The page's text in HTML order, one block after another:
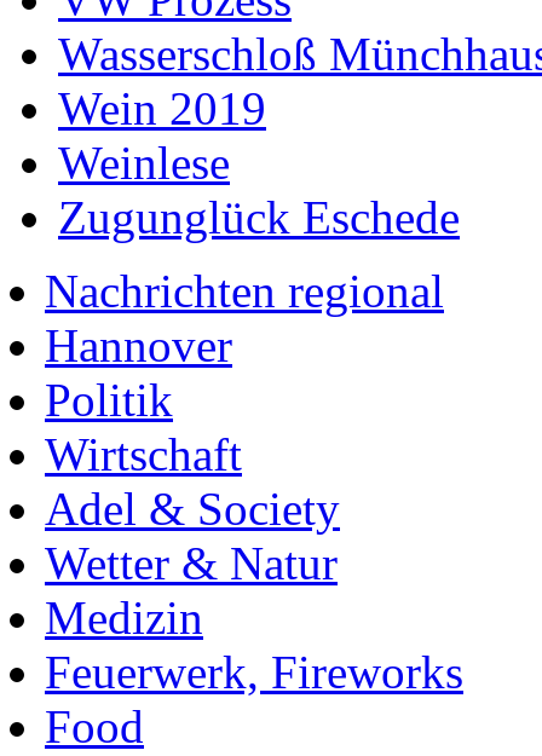
Wasserschloß
Wein 2019
Weinlese
Zugunglück Eschede
Nachrichten regional
Hannover
Politik
Wirtschaft
Adel & Society
Wetter & Natur
Medizin
Feuerwerk, Fireworks
Food